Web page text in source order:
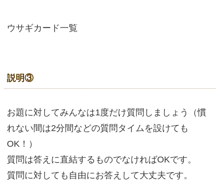
ウサギカード一覧
説明③
お題に対してみんなは1度だけ質問しましょう（慣
れない間は2分間などの質問タイムを設けても
OK！）
質問は答えに直結するものでなければOKです。
質問に対しても自由にお答えして大丈夫です。